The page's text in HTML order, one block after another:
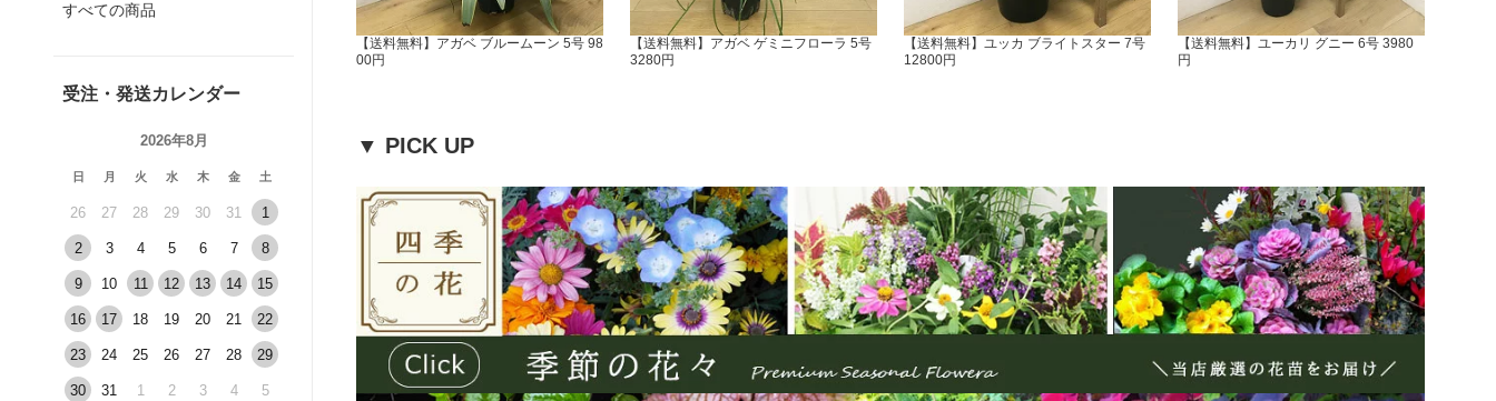
すべての商品
受注・発送カレンダー
2026年8月
日 月 火 水 木 金 土
26 27 28 29 30 31 1
2 3 4 5 6 7 8
9 10 11 12 13 14 15
16 17 18 19 20 21 22
23 24 25 26 27 28 29
30 31 1 2 3 4 5
【送料無料】アガベ ブルームーン 5号 98
00円
【送料無料】アガベ ゲミニフローラ 5号
3280円
【送料無料】ユッカ ブライトスター 7号
12800円
【送料無料】ユーカリ グニー 6号 3980
円
▼ PICK UP